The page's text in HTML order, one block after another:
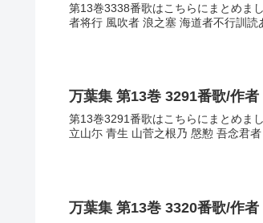
第13巻3338番歌はこちらにまとめま
者将行 風吹者 浪之塞 海道者不行訓読
万葉集 第13巻 3291番歌/作
第13巻3291番歌はこちらにまとめま
立山尓 青生 山菅之根乃 慇懃 吾念君
万葉集 第13巻 3320番歌/作